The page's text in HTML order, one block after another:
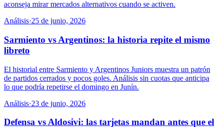
aconseja mirar mercados alternativos cuando se activen.
Análisis·25 de junio, 2026
Sarmiento vs Argentinos: la historia repite el mismo
libreto
El historial entre Sarmiento y Argentinos Juniors muestra un patrón
de partidos cerrados y pocos goles. Análisis sin cuotas que anticipa
lo que podría repetirse el domingo en Junín.
Análisis·23 de junio, 2026
Defensa vs Aldosivi: las tarjetas mandan antes que el